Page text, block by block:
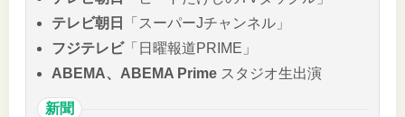
テレビ朝日
「スーパーJチャンネル」
フジテレビ「日曜報道PRIME」
ABEMA、ABEMA Prime スタジオ生出演
新聞